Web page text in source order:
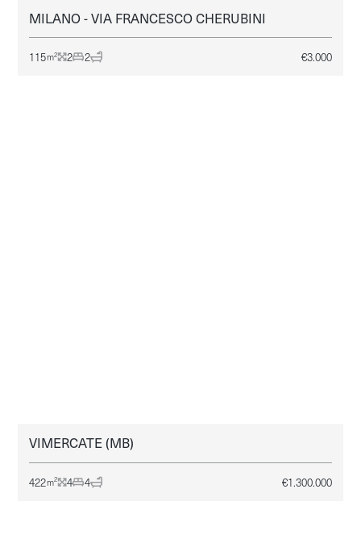
MILANO AFFITTO
MILANO - VIA FRANCESCO CHERUBINI
115m2 2 2 €3.000
LOMBARDIA - VIMERCATE
VIMERCATE (MB)
422m2 4 4 €1.300.000